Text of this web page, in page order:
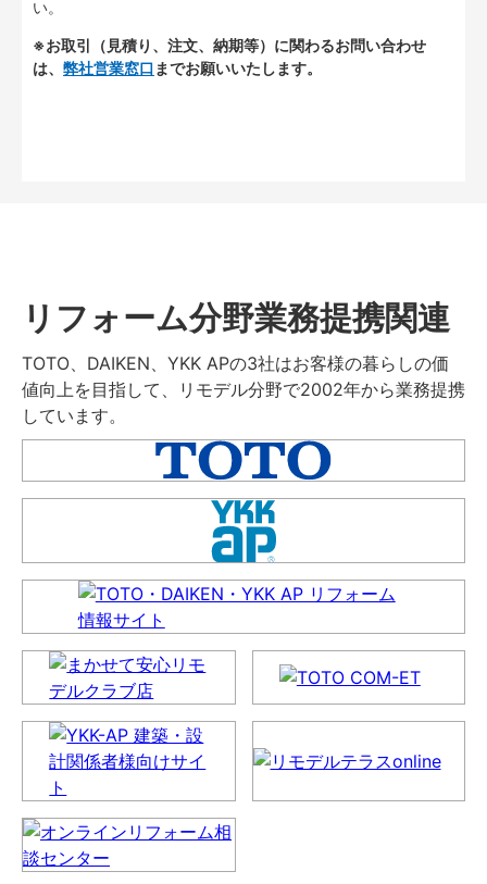
い。
※お取引（見積り、注文、納期等）に関わるお問い合わせ
は、 弊社営業窓口 までお願いいたします。
リフォーム分野業務提携関連
TOTO、DAIKEN、YKK APの3社はお客様の暮らしの価
値向上を目指して、リモデル分野で2002年から業務提携
しています。